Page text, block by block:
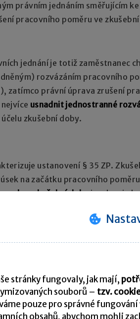
právním jednáním směřujícím
pracovního poměru ve
jednání je totiž zaměstnanec
rozvázáním pracovního
zatímco právní úprava zrušení
usnadnit jednostranné
zkušební doby.
ustanovení § 35 ZP.
na začátku pracovního
zkušební dobyje, aby si
zda jim tento
účastníkům pracovního
druh práce, místo výkonu
podmínky, resp. zda je
jeho očekávání v přístupu k
stránky fungovaly, jak mají,
souborů – tzv.
pouze pro správné
obsahů, abychom mohli